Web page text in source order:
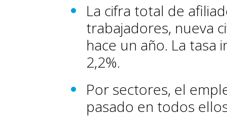
La cifra total de
trabajadores, nueva
hace un año. La tasa
2,2%.
Por sectores, el
pasado en todos